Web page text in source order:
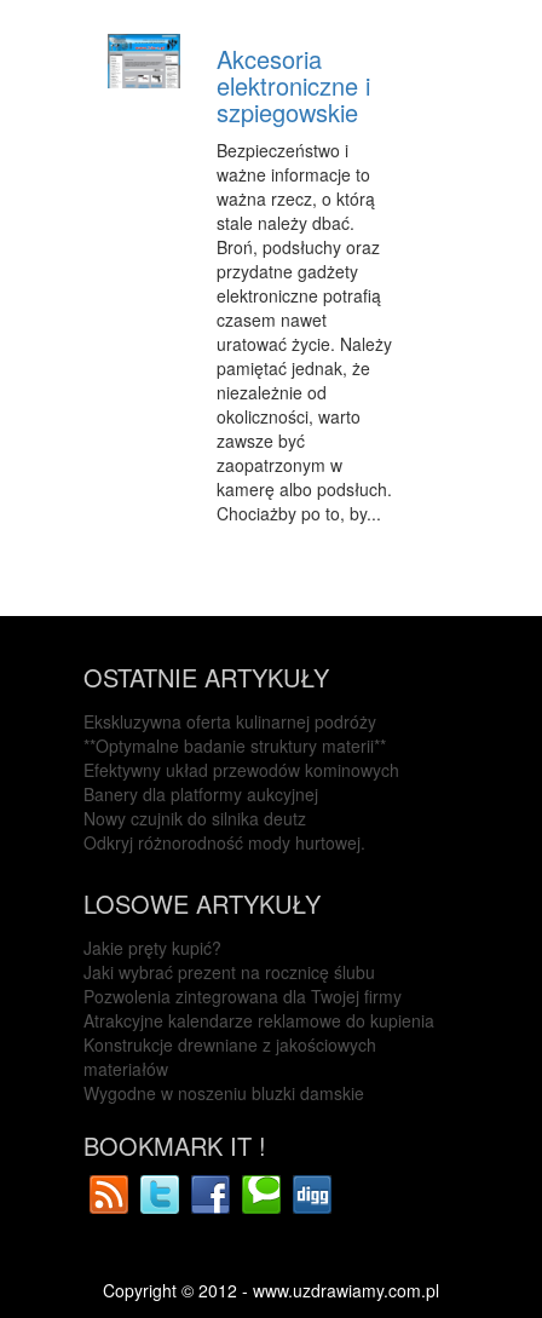
Akcesoria
elektroniczne i
szpiegowskie
Bezpieczeństwo i
ważne informacje to
ważna rzecz, o którą
stale należy dbać.
Broń, podsłuchy oraz
przydatne gadżety
elektroniczne potrafią
czasem nawet
uratować życie. Należy
pamiętać jednak, że
niezależnie od
okoliczności, warto
zawsze być
zaopatrzonym w
kamerę albo podsłuch.
Chociażby po to, by...
OSTATNIE ARTYKUŁY
Ekskluzywna oferta kulinarnej podróży
**Optymalne badanie struktury materii**
Efektywny układ przewodów kominowych
Banery dla platformy aukcyjnej
Nowy czujnik do silnika deutz
Odkryj różnorodność mody hurtowej.
LOSOWE ARTYKUŁY
Jakie pręty kupić?
Jaki wybrać prezent na rocznicę ślubu
Pozwolenia zintegrowana dla Twojej firmy
Atrakcyjne kalendarze reklamowe do kupienia
Konstrukcje drewniane z jakościowych
materiałów
Wygodne w noszeniu bluzki damskie
BOOKMARK IT !
Copyright © 2012 - www.uzdrawiamy.com.pl